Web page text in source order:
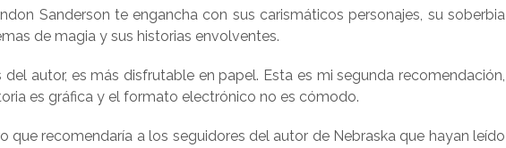
Sanderson te engancha con sus carismáticos personajes, su soberbia
de magia y sus historias envolventes.
autor, es más disfrutable en papel. Esta es mi segunda recomendación,
es gráfica y el formato electrónico no es cómodo.
que recomendaría a los seguidores del autor de Nebraska que hayan leído